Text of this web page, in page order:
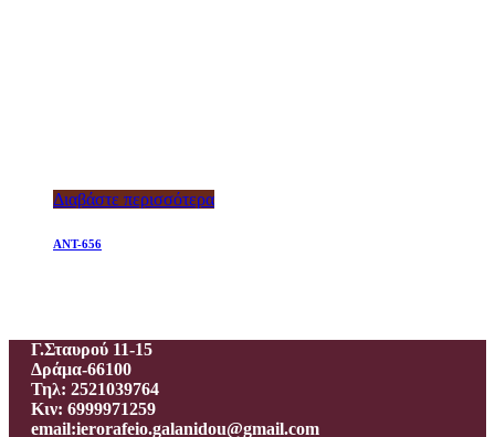
Διαβάστε περισσότερα
ANT-656
Γ.Σταυρού 11-15
Δράμα-66100
Τηλ: 2521039764
Κιν: 6999971259
email:ierorafeio.galanidou@gmail.com